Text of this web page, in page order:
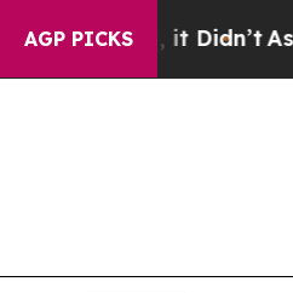
AGP PICKS
it Didn’t As war